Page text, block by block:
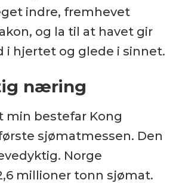
indre, fremhevet
og la til at havet gir
i hjertet og glede i sinnet.
næring
min bestefar Kong
sjømatmessen. Den
Norge
millioner tonn sjømat.